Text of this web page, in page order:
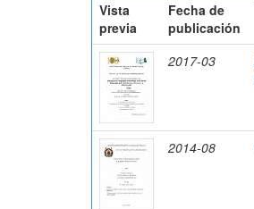
Vista
previa
Fecha de
publicación
2017-03
2014-08